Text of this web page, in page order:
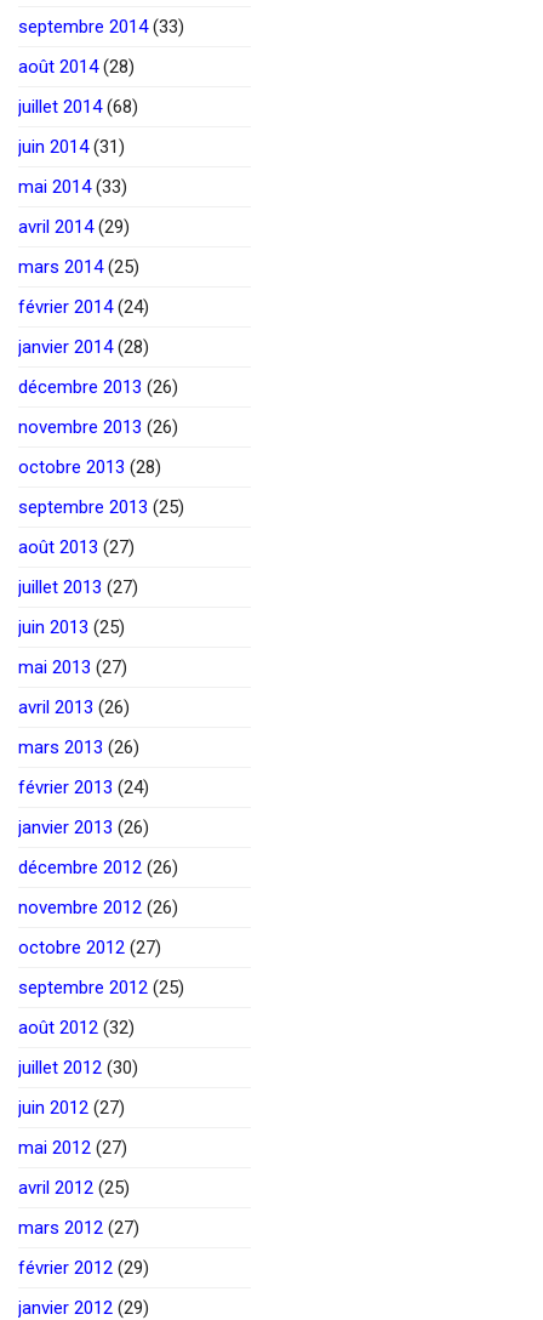
septembre 2014(33)
août 2014(28)
juillet 2014(68)
juin 2014(31)
mai 2014(33)
avril 2014(29)
mars 2014(25)
février 2014(24)
janvier 2014(28)
décembre 2013 (26)
novembre 2013 (26)
octobre 2013 (28)
septembre 2013 (25)
août 2013 (27)
juillet 2013 (27)
juin 2013 (25)
mai 2013 (27)
avril 2013 (26)
mars 2013 (26)
février 2013 (24)
janvier 2013 (26)
décembre 2012 (26)
novembre 2012 (26)
octobre 2012 (27)
septembre 2012 (25)
août 2012 (32)
juillet 2012 (30)
juin 2012 (27)
mai 2012 (27)
avril 2012 (25)
mars 2012 (27)
février 2012 (29)
janvier 2012 (29)